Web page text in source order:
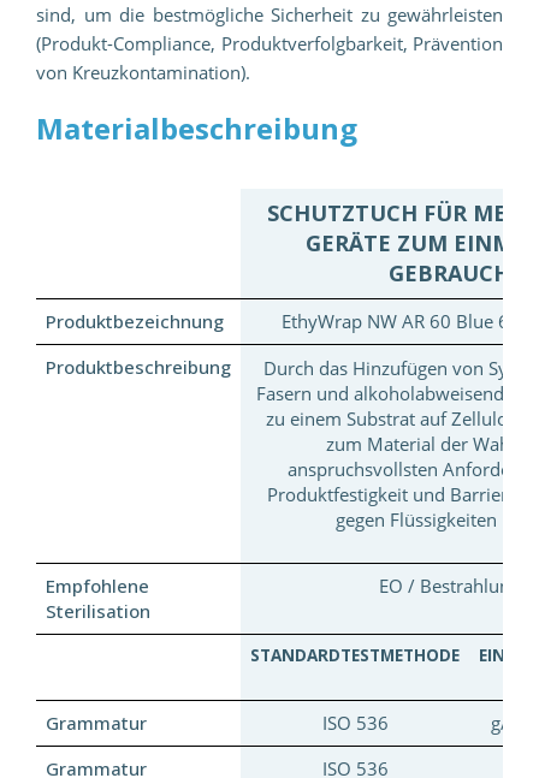
sind, um die bestmögliche Sicherheit zu gewährleisten
(Produkt-Compliance, Produktverfolgbarkeit, Prävention
von Kreuzkontamination).
Materialbeschreibung
SCHUTZTUCH FÜR
GERÄTE ZUM
GEBRAUCH
Produktbezeichnung
EthyWrap NW AR 60 Blue 60
Produktbeschreibung
Durch das Hinzufügen von
Fasern und alkoholabweisenden
zu einem Substrat auf
zum Material der Wahl
anspruchsvollsten
Produktfestigkeit und
gegen Flüssigkeiten
Empfohlene
Sterilisation
EO / Bestrahlung
STANDARDTESTMETHODE
Grammatur ISO 536
g/m²
Grammatur
ISO 536